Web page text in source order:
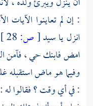
: إن لم تعاينوا الآيات
انزل يا سيد[ص:
امض فابنك حي ، فآمن
وفيما هو ماض استقبله
: في أي وقت ؟ فقالوا له